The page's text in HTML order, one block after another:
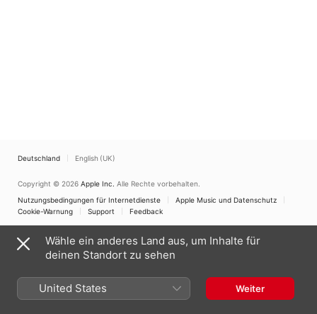
Deutschland English (UK)
Copyright © 2026 Apple Inc. Alle Rechte vorbehalten.
Nutzungsbedingungen für Internetdienste
Apple Music und Datenschutz
Cookie-Warnung
Support Feedback
Wähle ein anderes Land aus, um Inhalte für
deinen Standort zu sehen
United States Weiter